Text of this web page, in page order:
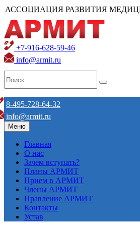
АССОЦИАЦИЯ РАЗВИТИЯ
+7-916-628-59-46
info@armit.ru
8-495-728-64-32
info@armit.ru
Меню
Главная
О нас
Зачем вступать?
Планы АРМИТ
Прием в АРМИТ
Члены АРМИТ
Правление АРМИТ
Контакты
Устав